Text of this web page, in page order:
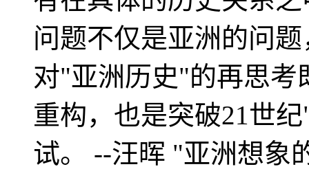
问题不仅是亚洲的问
对"亚洲历史"的再思考
重构，也是突破21世
试。 --汪晖 "亚洲想象